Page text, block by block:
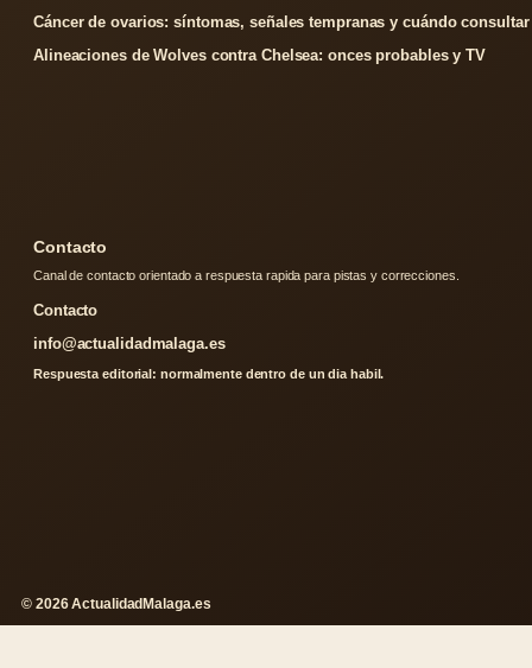
Cáncer de ovarios: síntomas, señales tempranas y cuándo consultar
Alineaciones de Wolves contra Chelsea: onces probables y TV
Contacto
Canal de contacto orientado a respuesta rapida para pistas y correcciones.
Contacto
info@actualidadmalaga.es
Respuesta editorial: normalmente dentro de un dia habil.
© 2026 ActualidadMalaga.es